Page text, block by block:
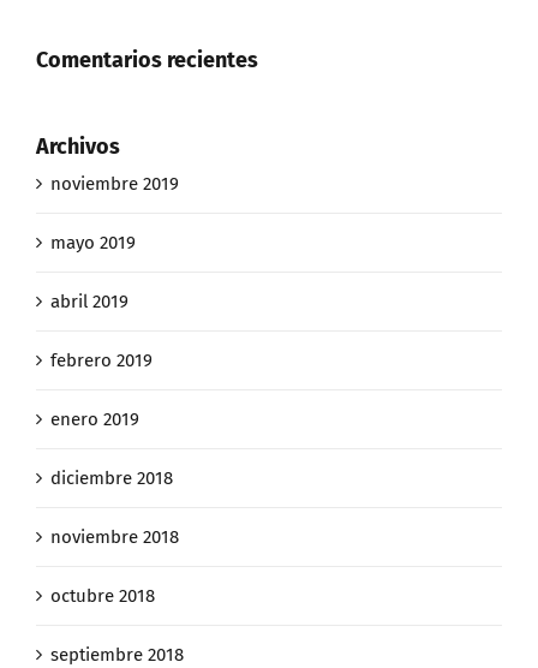
Comentarios recientes
Archivos
noviembre 2019
mayo 2019
abril 2019
febrero 2019
enero 2019
diciembre 2018
noviembre 2018
octubre 2018
septiembre 2018